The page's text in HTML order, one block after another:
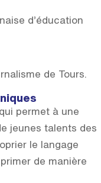
d’éducation
de Tours.
permet à une
jeunes talents des
le langage
de manière